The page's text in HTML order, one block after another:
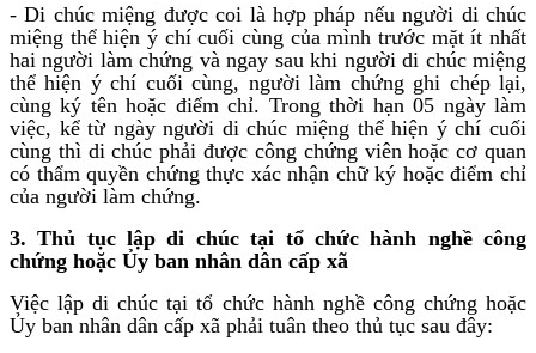
- Di chúc miệng được coi là hợp pháp nếu người di chúc
miệng thể hiện ý chí cuối cùng của mình trước mặt ít nhất
hai người làm chứng và ngay sau khi người di chúc miệng
thể hiện ý chí cuối cùng, người làm chứng ghi chép lại,
cùng ký tên hoặc điểm chỉ. Trong thời hạn 05 ngày làm
việc, kể từ ngày người di chúc miệng thể hiện ý chí cuối
cùng thì di chúc phải được công chứng viên hoặc cơ quan
có thẩm quyền chứng thực xác nhận chữ ký hoặc điểm chỉ
của người làm chứng.
3. Thủ tục lập di chúc tại tổ chức hành nghề công
chứng hoặc Ủy ban nhân dân cấp xã
Việc lập di chúc tại tổ chức hành nghề công chứng hoặc
Ủy ban nhân dân cấp xã phải tuân theo thủ tục sau đây: